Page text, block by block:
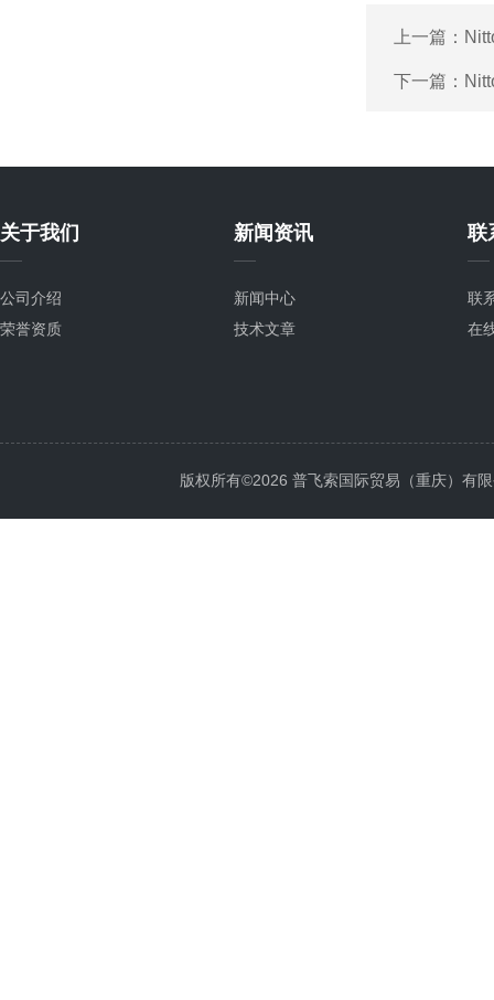
上一篇：
下一篇：
关于我们
公司介绍
荣誉资质
新闻资讯
新闻中心
技术文章
联
联
在
版权所有©2026 普飞索国际贸易（重庆）有